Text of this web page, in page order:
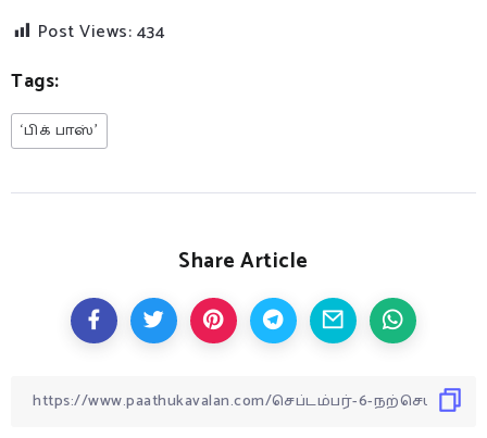
Post Views:434
Tags:
‘பிக் பாஸ்’
Share Article